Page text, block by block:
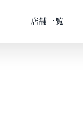
店舗一覧